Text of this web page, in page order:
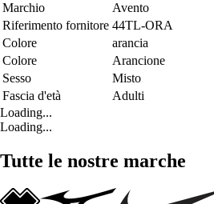
Marchio
Avento
Riferimento fornitore 44TL-ORA
Colore
arancia
Colore
Arancione
Sesso
Misto
Fascia d'età
Adulti
Loading...
Loading...
Tutte le nostre marche